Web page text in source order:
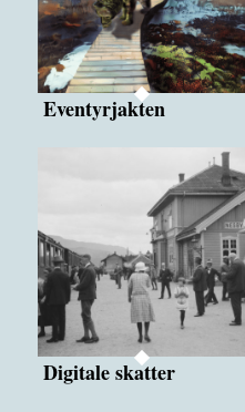
Eventyrjakten
Digitale skatter